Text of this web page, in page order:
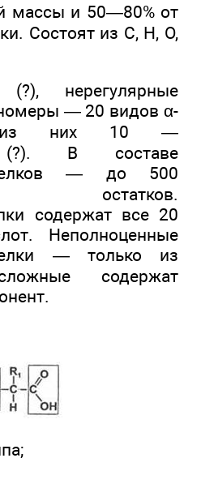
массы и 50—80% от
Состоят из С, Н, О,
(?), нерегулярные
— 20 видов α-
из них 10 —
(?). В составе
— до 500
остатков.
содержат все 20
Неполноценные
— только из
содержат